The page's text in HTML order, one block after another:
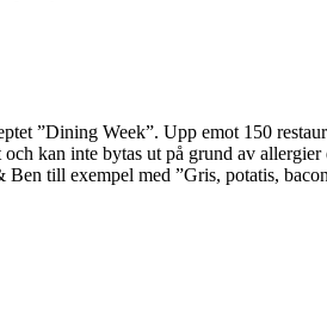
”Dining Week”. Upp emot 150
kan inte bytas ut på grund av
till exempel med ”Gris, potatis,